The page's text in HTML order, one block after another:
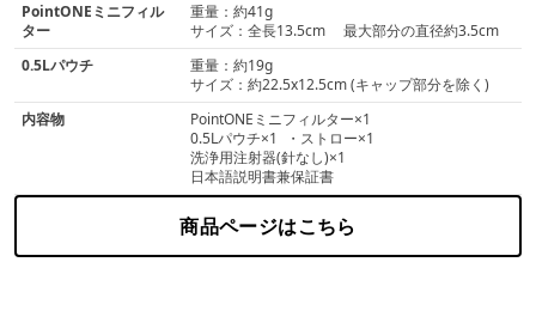
PointONEミニフィル
ター
重量：約41g
サイズ：全長13.5cm 最大部分の直径約3.5cm
0.5Lパウチ
重量：約19g
サイズ：約22.5x12.5cm (キャップ部分を除く)
内容物
PointONEミニフィルター×1
0.5Lパウチ×1 ・ストロー×1
洗浄用注射器(針なし)×1
日本語説明書兼保証書
商品ページはこちら